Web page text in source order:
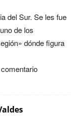
del Sur. Se les fue
de los
dónde figura